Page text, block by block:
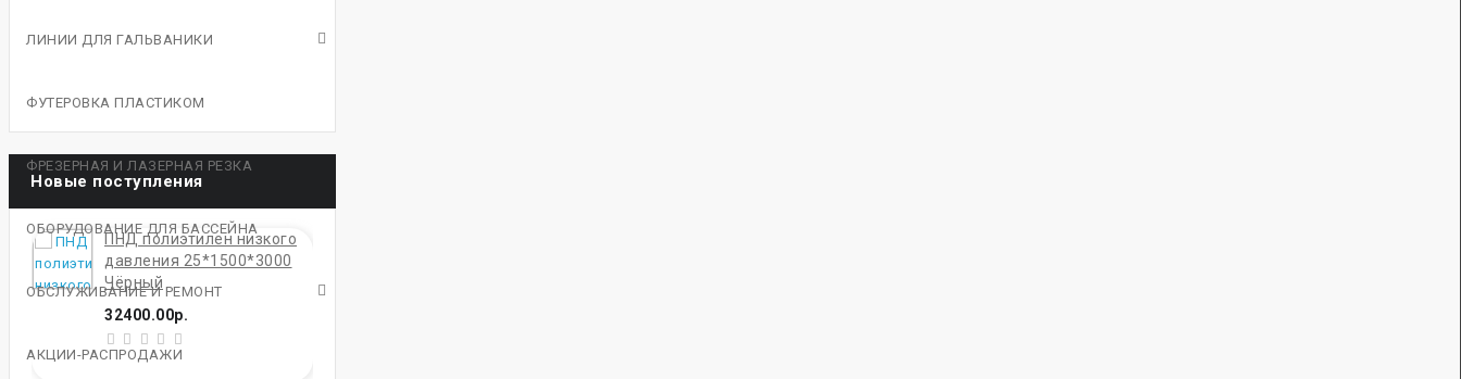
ЛИНИИ ДЛЯ ГАЛЬВАНИКИ
ФУТЕРОВКА ПЛАСТИКОМ
ФРЕЗЕРНАЯ И ЛАЗЕРНАЯ РЕЗКА
ОБОРУДОВАНИЕ ДЛЯ БАССЕЙНА
ОБСЛУЖИВАНИЕ И РЕМОНТ
АКЦИИ-РАСПРОДАЖИ
Новые поступления
ПНД полиэтилен низкого
давления 25*1500*3000
Чёрный
32400.00р.